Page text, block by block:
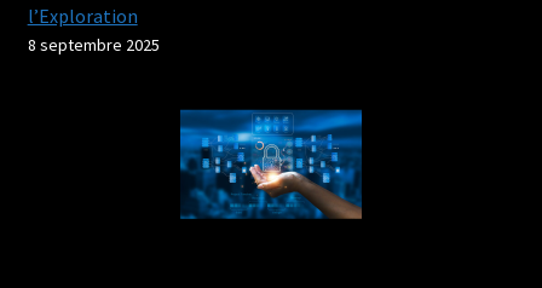
l’Exploration
8 septembre 2025